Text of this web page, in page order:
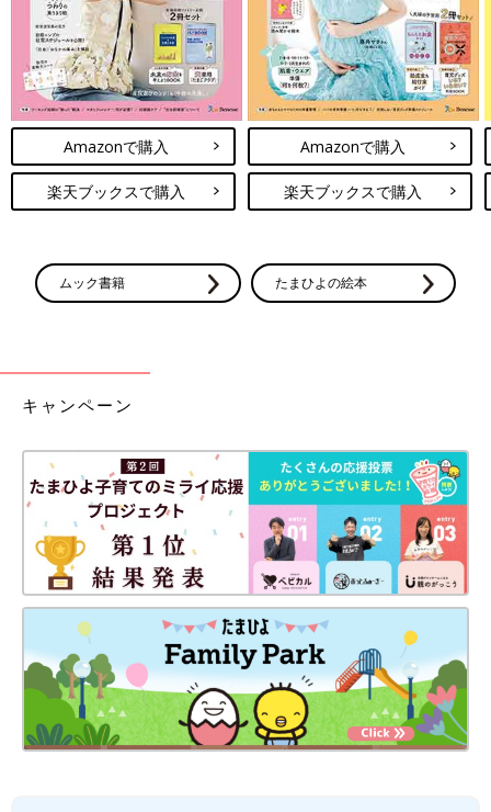
Amazonで購入
楽天ブックスで購入
Amazonで購入
楽天ブックスで購入
ムック書籍 たまひよの絵本
キャンペーン